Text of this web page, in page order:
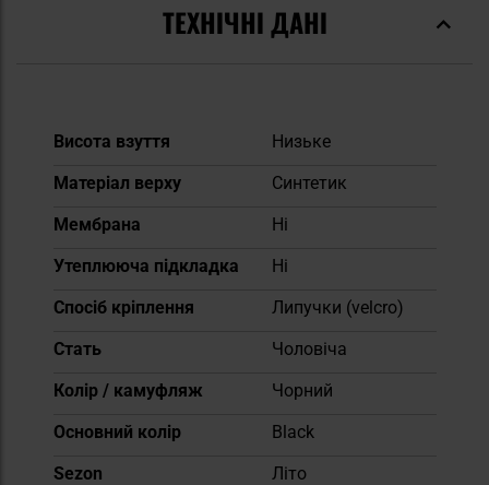
ТЕХНІЧНІ ДАНІ
Докладніше
Висота взуття
Низьке
Матеріал верху
Синтетик
Мембрана
Ні
Утеплююча підкладка
Ні
Спосіб кріплення
Липучки (velcro)
Cтать
Чоловіча
Колір / камуфляж
Чорний
Основний колір
Black
Sezon
Літо